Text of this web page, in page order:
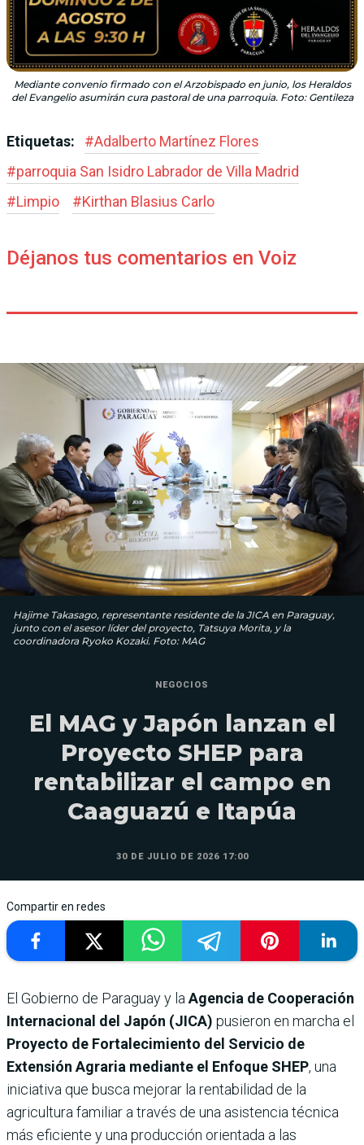
Mediante convenio firmado con el Arzobispado en junio, los Heraldos
del Evangelio asumirán cura pastoral de una parroquia. Foto: Gentileza
Etiquetas: #Adalberto Martínez Flores
#parroquia San Isidro Labrador de Villa Madrid
#Limpio #Kirthan Blasius Carlo
Déjanos tus comentarios en Voiz
Hajime Takasago, representante residente de la JICA en Paraguay,
junto con el asesor líder del proyecto, Tatsuya Morita, y la
coordinadora Ryoko Kozaki. Foto: MAG
NEGOCIOS
El MAG y Japón lanzan el
Proyecto SHEP para
rentabilizar el campo en
Caaguazú e Itapúa
30 DE JULIO DE 2026 17:00
Compartir en redes
El Gobierno de Paraguay y laAgencia de Cooperación
Internacional del Japón (JICA) pusieron en marcha el
Proyecto de Fortalecimiento del Servicio de
Extensión Agraria mediante el Enfoque SHEP, una
iniciativa que busca mejorar la rentabilidad de la
agricultura familiar a través de una asistencia técnica
más eficiente y una producción orientada a las